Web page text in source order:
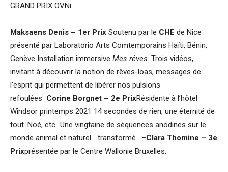
GRAND PRIX OVNi
Maksaens Denis – 1er Prix Soutenu par le CHE de Nice
présenté par Laboratorio Arts Comtemporains Haïti, Bénin,
Genève Installation immersive Mes rêves. Trois vidéos,
invitant à découvrir la notion de rêves-loas, messages de
l’esprit qui permettent de libérer nos pulsions
refoulées Corine Borgnet – 2e PrixRésidente à l’hôtel
Windsor printemps 2021 14 secondes de rien, une éternité de
tout. Noé, etc…Une vingtaine de séquences anodines sur le
monde animal et naturel… transformé. –Clara Thomine – 3e
Prixprésentée par le Centre Wallonie Bruxelles.